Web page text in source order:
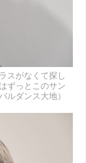
スがなくて探し
ずっとこのサン
ルダンス大地）